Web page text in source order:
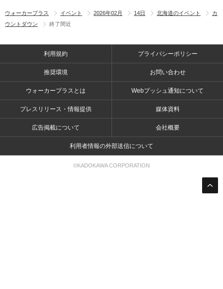
ウォーカープラス イベント 2026年02月 14日 北海道のイベント
カ
ウントダウン
終了間近
利用規約 プライバシーポリシー
推奨環境 お問い合わせ
ウォーカープラスとは Webプッシュ通知について
プレスリリース・情報提供 媒体資料
広告掲載について 会社概要
利用者情報の外部送信について
©KADOKAWA CORPORATION